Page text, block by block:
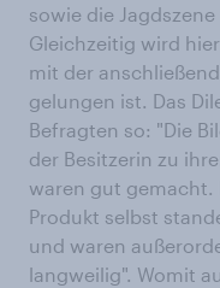
sowie die
Gleichzeitig wird
mit der
gelungen ist. Das
Befragten so: "Die
der Besitzerin zu
waren gut gemacht.
Produkt selbst
und waren
langweilig". Womit